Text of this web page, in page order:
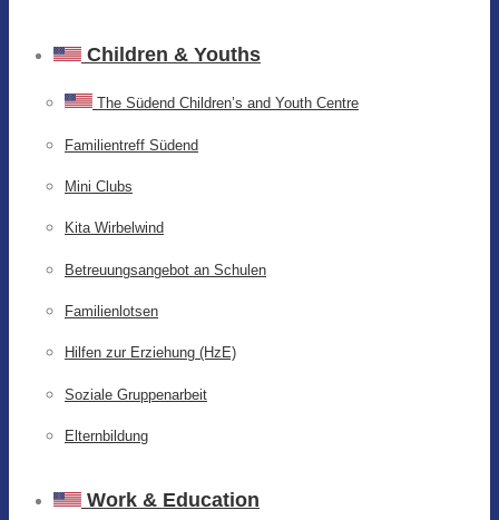
Children & Youths
The Südend Children’s and Youth Centre
Familientreff Südend
Mini Clubs
Kita Wirbelwind
Betreuungsangebot an Schulen
Familienlotsen
Hilfen zur Erziehung (HzE)
Soziale Gruppenarbeit
Elternbildung
Work & Education